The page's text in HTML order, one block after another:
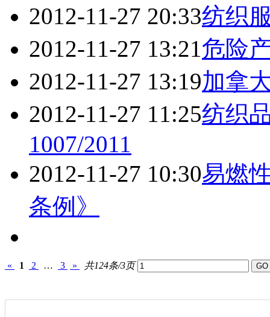
2012-11-27 20:33纺织
2012-11-27 13:21危险
2012-11-27 13:19加拿
2012-11-27 11:25纺织
1007/2011
2012-11-27 10:30易燃
条例》
« 1 2 … 3 » 共124条/3页